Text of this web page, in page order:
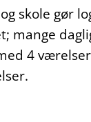
skole gør
mange
4